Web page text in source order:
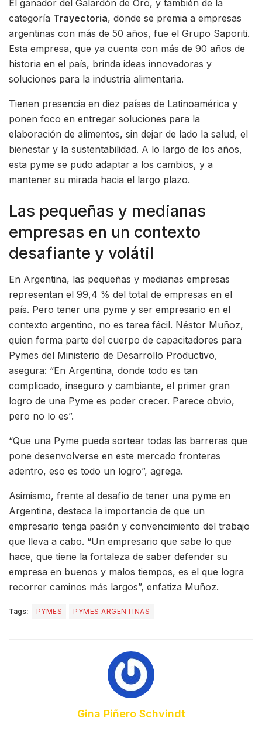
El ganador del Galardón de Oro, y también de la
categoría Trayectoria, donde se premia a empresas
argentinas con más de 50 años, fue el Grupo Saporiti.
Esta empresa, que ya cuenta con más de 90 años de
historia en el país, brinda ideas innovadoras y
soluciones para la industria alimentaria.
Tienen presencia en diez países de Latinoamérica y
ponen foco en entregar soluciones para la
elaboración de alimentos, sin dejar de lado la salud, el
bienestar y la sustentabilidad. A lo largo de los años,
esta pyme se pudo adaptar a los cambios, y a
mantener su mirada hacia el largo plazo.
Las pequeñas y medianas
empresas en un contexto
desafiante y volátil
En Argentina, las pequeñas y medianas empresas
representan el 99,4 % del total de empresas en el
país. Pero tener una pyme y ser empresario en el
contexto argentino, no es tarea fácil. Néstor Muñoz,
quien forma parte del cuerpo de capacitadores para
Pymes del Ministerio de Desarrollo Productivo,
asegura: “En Argentina, donde todo es tan
complicado, inseguro y cambiante, el primer gran
logro de una Pyme es poder crecer. Parece obvio,
pero no lo es”.
“Que una Pyme pueda sortear todas las barreras que
pone desenvolverse en este mercado fronteras
adentro, eso es todo un logro”, agrega.
Asimismo, frente al desafío de tener una pyme en
Argentina, destaca la importancia de que un
empresario tenga pasión y convencimiento del trabajo
que lleva a cabo. “Un empresario que sabe lo que
hace, que tiene la fortaleza de saber defender su
empresa en buenos y malos tiempos, es el que logra
recorrer caminos más largos”, enfatiza Muñoz.
Tags: PYMES PYMES ARGENTINAS
Gina Piñero Schvindt